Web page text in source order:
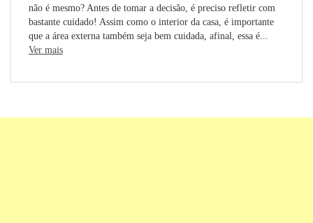
não é mesmo? Antes de tomar a decisão, é preciso refletir com
bastante cuidado! Assim como o interior da casa, é importante
que a área externa também seja bem cuidada, afinal, essa é...
Ver mais